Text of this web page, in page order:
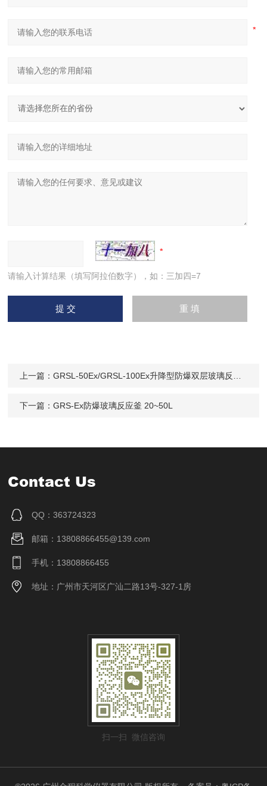
请输入计算结果（填写阿拉伯数字），如：三加四=7
上一篇：GRSL-50Ex/GRSL-100Ex升降型防爆双层玻璃反应釜20~100L
下一篇：GRS-Ex防爆玻璃反应釜 20~50L
Contact Us
QQ：363724323
邮箱：13808866455@139.com
手机：13808866455
地址：广州市天河区广汕二路13号-327-1房
扫一扫 微信咨询